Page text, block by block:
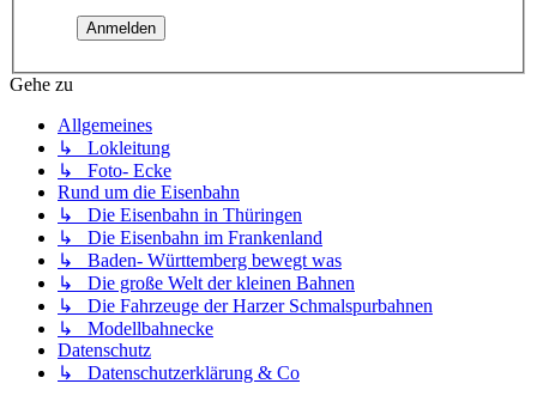
Gehe zu
Allgemeines
↳ Lokleitung
↳ Foto- Ecke
Rund um die Eisenbahn
↳ Die Eisenbahn in Thüringen
↳ Die Eisenbahn im Frankenland
↳ Baden- Württemberg bewegt was
↳ Die große Welt der kleinen Bahnen
↳ Die Fahrzeuge der Harzer Schmalspurbahnen
↳ Modellbahnecke
Datenschutz
↳ Datenschutzerklärung & Co